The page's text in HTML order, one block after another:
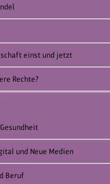
einst und jetzt
Rechte?
und Neue Medien
Beruf